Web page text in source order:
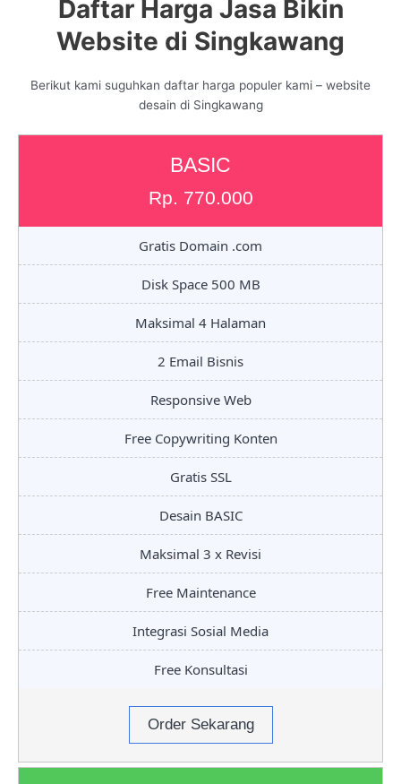
Daftar Harga Jasa Bikin
Website di Singkawang
Berikut kami suguhkan daftar harga populer kami – website
desain di Singkawang
BASIC
Rp. 770.000
Gratis Domain .com
Disk Space 500 MB
Maksimal 4 Halaman
2 Email Bisnis
Responsive Web
Free Copywriting Konten
Gratis SSL
Desain BASIC
Maksimal 3 x Revisi
Free Maintenance
Integrasi Sosial Media
Free Konsultasi
Order Sekarang